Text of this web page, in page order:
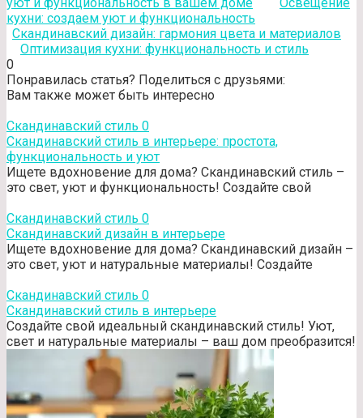
кухни: создаем уют и функциональность
Скандинавский дизайн: гармония цвета и материалов
Оптимизация кухни: функциональность и стиль
0
Понравилась статья? Поделиться с друзьями:
Вам также может быть интересно
Скандинавский стиль 0
Скандинавский стиль в интерьере: простота,
функциональность и уют
Ищете вдохновение для дома? Скандинавский стиль –
это свет, уют и функциональность! Создайте свой
Скандинавский стиль 0
Скандинавский дизайн в интерьере
Ищете вдохновение для дома? Скандинавский дизайн –
это свет, уют и натуральные материалы! Создайте
Скандинавский стиль 0
Скандинавский стиль в интерьере
Создайте свой идеальный скандинавский стиль! Уют,
свет и натуральные материалы – ваш дом преобразится!